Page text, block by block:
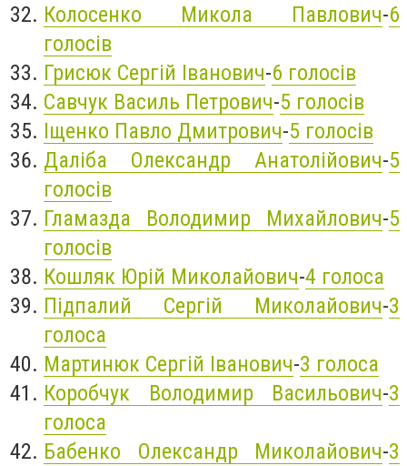
Колосенко Микола Павлович-6
голосів
Грисюк Сергій Іванович-6 голосів
Савчук Василь Петрович-5 голосів
Іщенко Павло Дмитрович-5 голосів
Даліба Олександр Анатолійович-5
голосів
Гламазда Володимир Михайлович-5
голосів
Кошляк Юрій Миколайович-4 голоса
Підпалий Сергій Миколайович-3
голоса
Мартинюк Сергій Іванович-3 голоса
Коробчук Володимир Васильович-3
голоса
Бабенко Олександр Миколайович-3